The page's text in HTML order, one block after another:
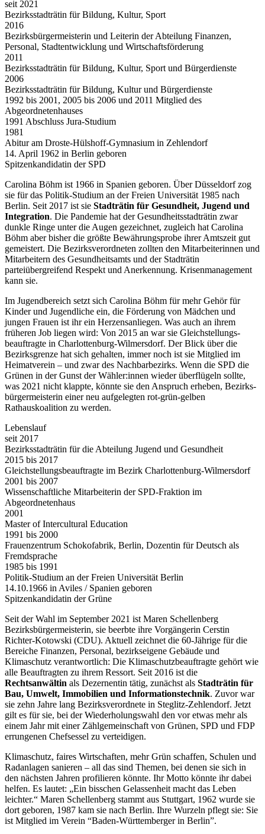
seit 2021
Bezirksstadträtin für Bildung, Kultur, Sport
2016
Bezirksbürgermeisterin und Leiterin der Abteilung Finanzen,
Personal, Stadtentwicklung und Wirtschaftsförderung
2011
Bezirksstadträtin für Bildung, Kultur, Sport und Bürgerdienste
2006
Bezirksstadträtin für Bildung, Kultur und Bürgerdienste
1992 bis 2001, 2005 bis 2006 und 2011 Mitglied des
Abgeordnetenhauses
1991 Abschluss Jura-Studium
1981
Abitur am Droste-Hülshoff-Gymnasium in Zehlendorf
14. April 1962 in Berlin geboren
Spitzenkandidatin der SPD
Carolina Böhm ist 1966 in Spanien geboren. Über Düsseldorf zog
sie für das Politik-Studium an der Freien Universität 1985 nach
Berlin. Seit 2017 ist sie Stadträtin für Gesundheit, Jugend und
Integration. Die Pandemie hat der Gesundheitsstadträtin zwar
dunkle Ringe unter die Augen gezeichnet, zugleich hat Carolina
Böhm aber bisher die größte Bewährungs­probe ihrer Amtszeit gut
gemeistert. Die Bezirksverordneten zollten den Mitarbeiterinnen und
Mitarbeitern des Gesundheitsamts und der Stadträtin
parteiübergreifend Respekt und Anerkennung. Krisenmanagement
kann sie.
Im Jugendbereich setzt sich Carolina Böhm für mehr Gehör für
Kinder und Jugendliche ein, die Förderung von Mädchen und
jungen Frauen ist ihr ein Herzensanliegen. Was auch an ihrem
früheren Job liegen wird: Von 2015 an war sie Gleichstellungs­
beauftragte in Charlottenburg-Wilmersdorf. Der Blick über die
Bezirksgrenze hat sich gehalten, immer noch ist sie Mitglied im
Heimatverein – und zwar des Nachbarbezirks. Wenn die SPD die
Grünen in der Gunst der Wähler:innen wieder überflügeln sollte,
was 2021 nicht klappte, könnte sie den Anspruch erheben, Bezirks­
bürgermeisterin einer neu aufgelegten rot-grün-gelben
Rathauskoalition zu werden.
Lebenslauf
seit 2017
Bezirksstadträtin für die Abteilung Jugend und Gesundheit
2015 bis 2017
Gleichstellungsbeauftragte im Bezirk Charlottenburg-Wilmersdorf
2001 bis 2007
Wissenschaftliche Mitarbeiterin der SPD-Fraktion im
Abgeordnetenhaus
2001
Master of Intercultural Education
1991 bis 2000
Frauenzentrum Schokofabrik, Berlin, Dozentin für Deutsch als
Fremdsprache
1985 bis 1991
Politik-Studium an der Freien Universität Berlin
14.10.1966 in Aviles / Spanien geboren
Spitzenkandidatin der Grüne
Seit der Wahl im September 2021 ist Maren Schellenberg
Bezirksbürgermeisterin, sie beerbte ihre Vorgängerin Cerstin
Richter-Kotowski (CDU). Aktuell zeichnet die 60-Jährige für die
Bereiche Finanzen, Personal, bezirkseigene Gebäude und
Klimaschutz verantwortlich: Die Klimaschutzbeauftragte gehört wie
alle Beauftragten zu ihrem Ressort. Seit 2016 ist die
Rechtsanwältin als Dezernentin tätig, zunächst als Stadträtin für
Bau, Umwelt, Immobilien und Informationstechnik. Zuvor war
sie zehn Jahre lang Bezirksverordnete in Steglitz-Zehlendorf. Jetzt
gilt es für sie, bei der Wiederholungswahl den vor etwas mehr als
einem Jahr mit einer Zählgemeinschaft von Grünen, SPD und FDP
errungenen Chefsessel zu verteidigen.
Klimaschutz, faires Wirtschaften, mehr Grün schaffen, Schulen und
Radanlagen sanieren – all das sind Themen, bei denen sie sich in
den nächsten Jahren profilieren könnte. Ihr Motto könnte ihr dabei
helfen. Es lautet: „Ein bisschen Gelassenheit macht das Leben
leichter.“ Maren Schellenberg stammt aus Stuttgart, 1962 wurde sie
dort geboren, 1987 kam sie nach Berlin. Ihre Wurzeln pflegt sie: Sie
ist Mitglied im Verein “Baden-Württemberger in Berlin”.